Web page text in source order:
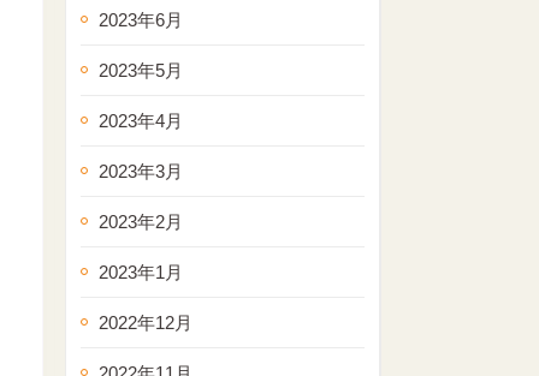
2023年6月
2023年5月
2023年4月
2023年3月
2023年2月
2023年1月
2022年12月